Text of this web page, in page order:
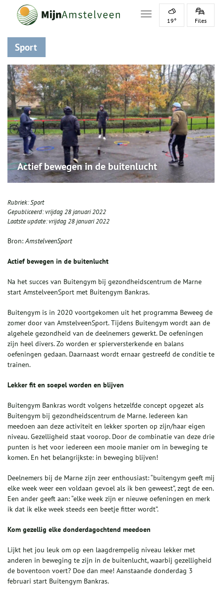
Toggle navigation
19° Files
Sport
Actief bewegen in de buitenlucht
Rubriek:Sport
Gepubliceerd:vrijdag 28 januari 2022
Laatste update:vrijdag 28 januari 2022
Bron:AmstelveenSport
Actief bewegen in de buitenlucht
Na het succes van Buitengym bij gezondheidscentrum de Marne
start AmstelveenSport met Buitengym Bankras.
Buitengym is in 2020 voortgekomen uit het programma Beweeg de
zomer door van AmstelveenSport. Tijdens Buitengym wordt aan de
algehele gezondheid van de deelnemers gewerkt. De oefeningen
zijn heel divers. Zo worden er spierversterkende en balans
oefeningen gedaan. Daarnaast wordt ernaar gestreefd de conditie te
trainen.
Lekker fit en soepel worden en blijven
Buitengym Bankras wordt volgens hetzelfde concept opgezet als
Buitengym bij gezondheidscentrum de Marne. Iedereen kan
meedoen aan deze activiteit en lekker sporten op zijn/haar eigen
niveau. Gezelligheid staat voorop. Door de combinatie van deze drie
punten is het voor iedereen een mooie manier om in beweging te
komen. En het belangrijkste: in beweging blijven!
Deelnemers bij de Marne zijn zeer enthousiast: “buitengym geeft mij
elke week weer een voldaan gevoel als ik ben geweest”, zegt de een.
Een ander geeft aan: “elke week zijn er nieuwe oefeningen en merk
ik dat ik elke week steeds een beetje fitter wordt”.
Kom gezellig elke donderdagochtend meedoen
Lijkt het jou leuk om op een laagdrempelig niveau lekker met
anderen in beweging te zijn in de buitenlucht, waarbij gezelligheid
de boventoon voert? Doe dan mee! Aanstaande donderdag 3
februari start Buitengym Bankras.